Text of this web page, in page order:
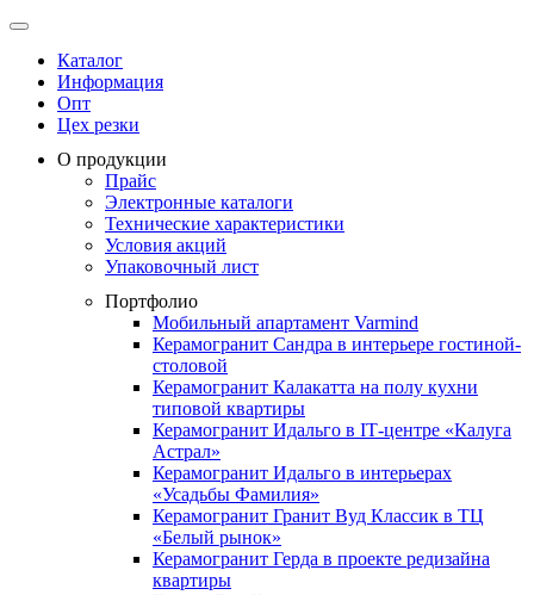
Каталог
Информация
Опт
Цех резки
О продукции
Прайс
Электронные каталоги
Технические характеристики
Условия акций
Упаковочный лист
Портфолио
Мобильный апартамент Varmind
Керамогранит Сандра в интерьере гостиной-
столовой
Керамогранит Калакатта на полу кухни
типовой квартиры
Керамогранит Идальго в IТ-центре «Калуга
Астрал»
Керамогранит Идальго в интерьерах
«Усадьбы Фамилия»
Керамогранит Гранит Вуд Классик в ТЦ
«Белый рынок»
Керамогранит Герда в проекте редизайна
квартиры